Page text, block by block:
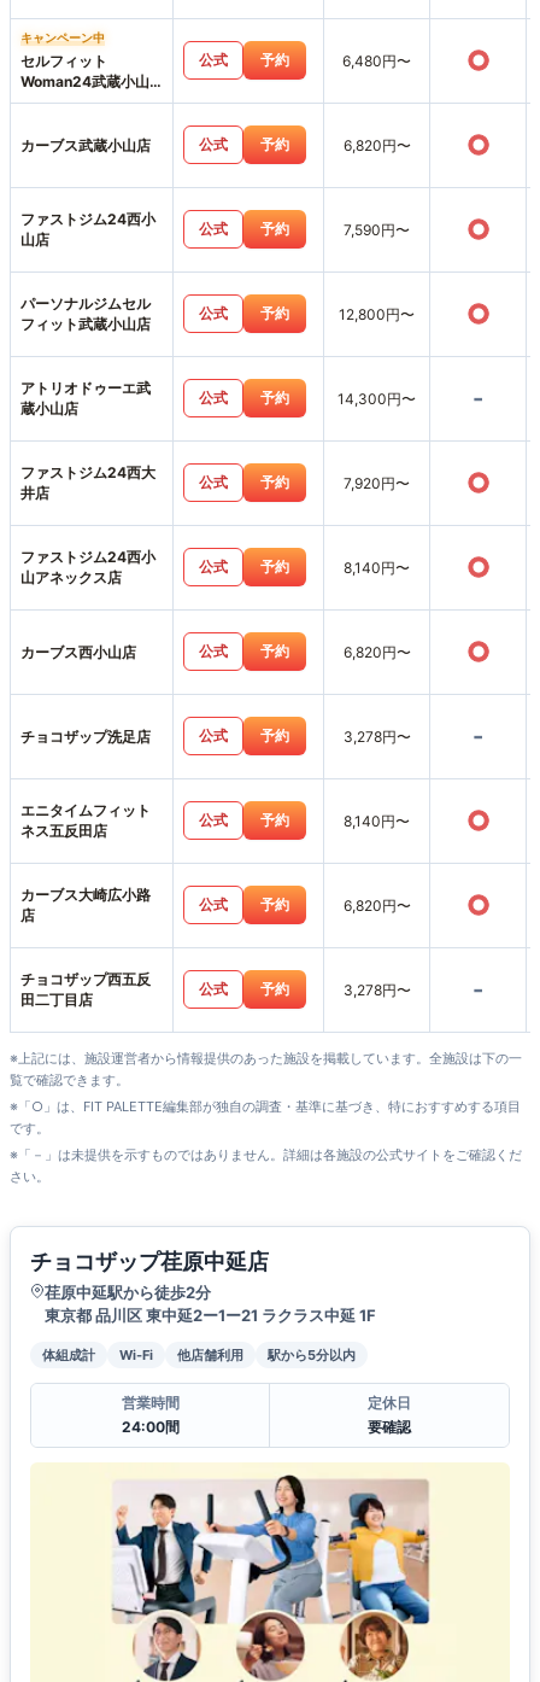
キャンペーン中
セルフィット
Woman24武蔵小山
店
公式 予約 6,480円〜 ○
カーブス武蔵小山店 公式 予約 6,820円〜 ○
ファストジム24西小
山店
公式 予約 7,590円〜 ○
パーソナルジムセル
フィット武蔵小山店
公式 予約 12,800円〜 ○
アトリオドゥーエ武
蔵小山店
公式 予約 14,300円〜 -
ファストジム24西大
井店
公式 予約 7,920円〜 ○
ファストジム24西小
山アネックス店
公式 予約 8,140円〜 ○
カーブス西小山店 公式 予約 6,820円〜 ○
チョコザップ洗足店 公式 予約 3,278円〜 -
エニタイムフィット
ネス五反田店
公式 予約 8,140円〜 ○
カーブス大崎広小路
店
公式 予約 6,820円〜 ○
チョコザップ西五反
田二丁目店
公式 予約 3,278円〜 -
※上記には、施設運営者から情報提供のあった施設を掲載しています。全施設は下の一
覧で確認できます。
※「○」は、FIT PALETTE編集部が独自の調査・基準に基づき、特におすすめする項目
です。
※「－」は未提供を示すものではありません。詳細は各施設の公式サイトをご確認くだ
さい。
チョコザップ荏原中延店
荏原中延駅から徒歩2分
東京都 品川区 東中延2ー1ー21 ラクラス中延 1F
体組成計 Wi-Fi 他店舗利用 駅から5分以内
営業時間
24:00間
定休日
要確認